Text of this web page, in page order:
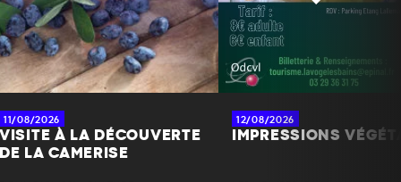
11/08/2026
VISITE À LA DÉCOUVERTE
DE LA CAMERISE
12/08/2026
IMPRESSIONS